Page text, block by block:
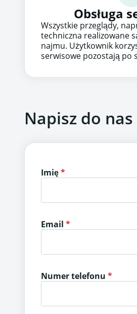
Obsługa
Wszystkie przeglądy,
techniczna realizowane
najmu. Użytkownik
serwisowe pozostają po
Napisz do
Imię
Email
Numer telefonu